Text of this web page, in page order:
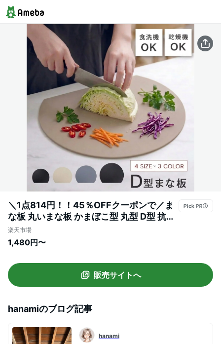
＼1点814円！！45％OFFクーポンで／ま
な板 丸いまな板 かまぼこ型 丸型 D型 抗菌
耐熱 熱湯消毒OK エラストマー やわらかい
刃あたり 食洗機 乾燥機 対応 ノンスリップ
お手入れ簡単 XS S M L
楽天市場
1,480円〜
販売サイトへ
hanamiのブログ記事
hanami